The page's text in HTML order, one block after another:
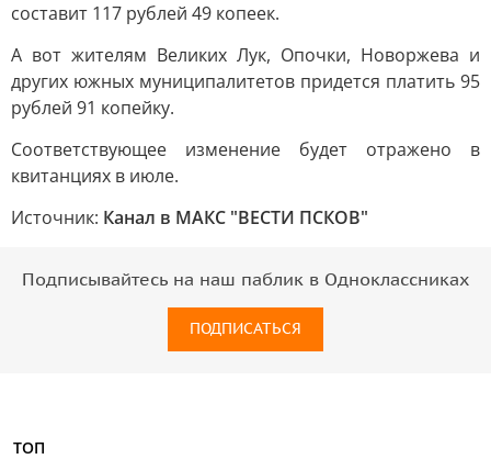
составит 117 рублей 49 копеек.
А вот жителям Великих Лук, Опочки, Новоржева и
других южных муниципалитетов придется платить 95
рублей 91 копейку.
Соответствующее изменение будет отражено в
квитанциях в июле.
Источник: Канал в МАКС "ВЕСТИ ПСКОВ"
Подписывайтесь на наш паблик в Одноклассниках
ПОДПИСАТЬСЯ
ТОП